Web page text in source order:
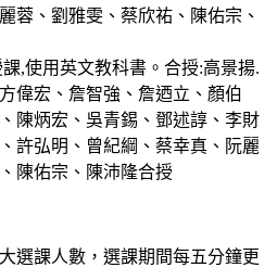
蓉、劉雅雯、蔡欣祐、陳佑宗、
,使用英文教科書。合授:高景揚.
偉宏、詹智強、詹迺立、顏伯
陳炳宏、吳青錫、鄧述諄、李財
許弘明、曾紀綱、蔡幸真、阮麗
陳佑宗、陳沛隆合授
選課人數，選課期間每五分鐘更